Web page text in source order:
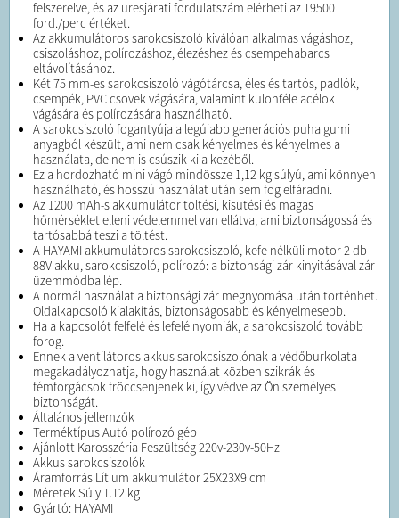
felszerelve, és az üresjárati fordulatszám elérheti az 19500
ford./perc értéket.
Az akkumulátoros sarokcsiszoló kiválóan alkalmas vágáshoz,
csiszoláshoz, polírozáshoz, élezéshez és csempehabarcs
eltávolításához.
Két 75 mm-es sarokcsiszoló vágótárcsa, éles és tartós, padlók,
csempék, PVC csövek vágására, valamint különféle acélok
vágására és polírozására használható.
A sarokcsiszoló fogantyúja a legújabb generációs puha gumi
anyagból készült, ami nem csak kényelmes és kényelmes a
használata, de nem is csúszik ki a kezéből.
Ez a hordozható mini vágó mindössze 1,12 kg súlyú, ami könnyen
használható, és hosszú használat után sem fog elfáradni.
Az 1200 mAh-s akkumulátor töltési, kisütési és magas
hőmérséklet elleni védelemmel van ellátva, ami biztonságossá és
tartósabbá teszi a töltést.
A HAYAMI akkumulátoros sarokcsiszoló, kefe nélküli motor 2 db
88V akku, sarokcsiszoló, polírozó: a biztonsági zár kinyitásával zár
üzemmódba lép.
A normál használat a biztonsági zár megnyomása után történhet.
Oldalkapcsoló kialakítás, biztonságosabb és kényelmesebb.
Ha a kapcsolót felfelé és lefelé nyomják, a sarokcsiszoló tovább
forog.
Ennek a ventilátoros akkus sarokcsiszolónak a védőburkolata
megakadályozhatja, hogy használat közben szikrák és
fémforgácsok fröccsenjenek ki, így védve az Ön személyes
biztonságát.
Általános jellemzők
Terméktípus Autó polírozó gép
Ajánlott Karosszéria Feszültség 220v-230v-50Hz
Akkus sarokcsiszolók
Áramforrás Lítium akkumulátor 25X23X9 cm
Méretek Súly 1.12 kg
Gyártó: HAYAMI